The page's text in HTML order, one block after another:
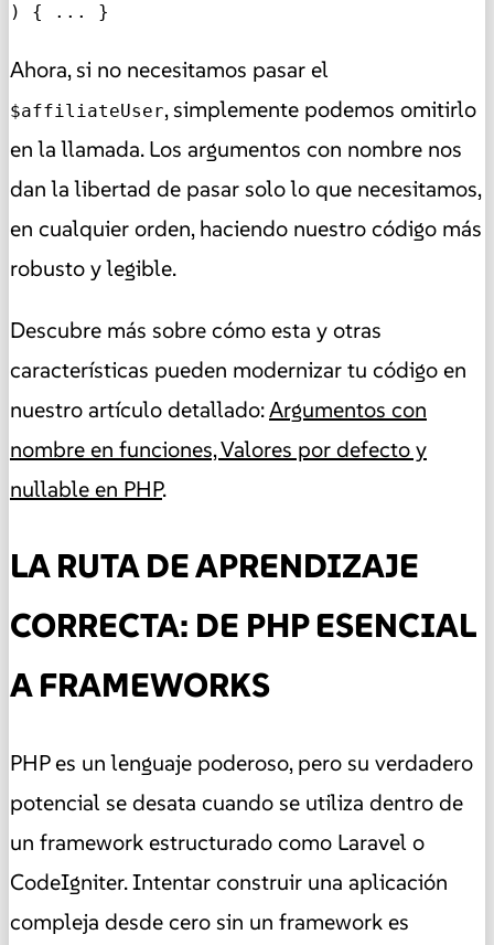
) { ... }
Ahora, si no necesitamos pasar el
$affiliateUser, simplemente podemos omitirlo
en la llamada. Los argumentos con nombre nos
dan la libertad de pasar solo lo que necesitamos,
en cualquier orden, haciendo nuestro código más
robusto y legible.
Descubre más sobre cómo esta y otras
características pueden modernizar tu código en
nuestro artículo detallado:Argumentos con
nombre en funciones, Valores por defecto y
nullable en PHP.
LA RUTA DE APRENDIZAJE
CORRECTA: DE PHP ESENCIAL
A FRAMEWORKS
PHP es un lenguaje poderoso, pero su verdadero
potencial se desata cuando se utiliza dentro de
un framework estructurado como Laravel o
CodeIgniter. Intentar construir una aplicación
compleja desde cero sin un framework es